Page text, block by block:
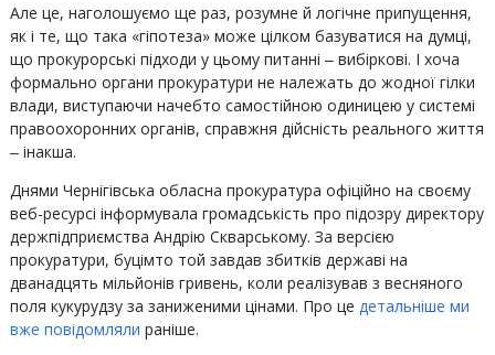
Але це, наголошуємо ще раз, розумне й логічне припущення,
як і те, що така «гіпотеза» може цілком базуватися на думці,
що прокурорські підходи у цьому питанні ‒ вибіркові. І хоча
формально органи прокуратури не належать до жодної гілки
влади, виступаючи начебто самостійною одиницею у системі
правоохоронних органів, справжня дійсність реального життя
‒ інакша.
Днями Чернігівська обласна прокуратура офіційно на своєму
веб-ресурсі інформувала громадськість про підозру директору
держпідприємства Андрію Скварському. За версією
прокуратури, буцімто той завдав збитків державі на
дванадцять мільйонів гривень, коли реалізував з весняного
поля кукурудзу за заниженими цінами. Про це детальніше ми
вже повідомляли раніше.